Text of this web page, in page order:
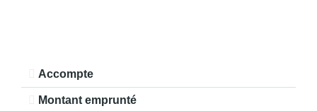
Accompte
Montant emprunté